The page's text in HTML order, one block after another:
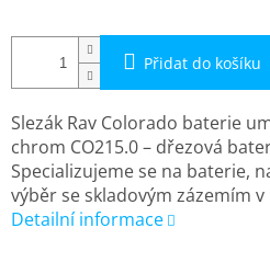
Přidat do košíku
Slezák Rav Colorado baterie
chrom CO215.0 – dřezová
Specializujeme se na baterie,
výběr se skladovým zázemím v
Detailní informace